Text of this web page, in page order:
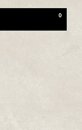
0